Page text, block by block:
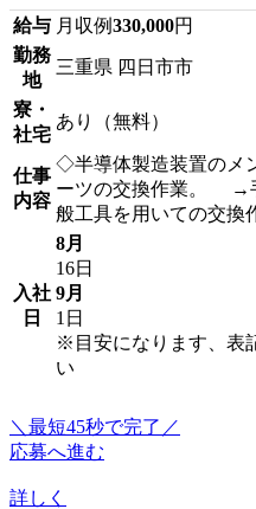
給与 月収例330,000円
勤務
地
三重県 四日市市
寮・
社宅
あり（無料）
仕事
内容
◇半導体製造装置のメ
ーツの交換作業。 →
般工具を用いての交換
入社
日
8月
16日
9月
1日
※目安になります、表
い
＼最短45秒で完了／
応募へ進む
詳しく